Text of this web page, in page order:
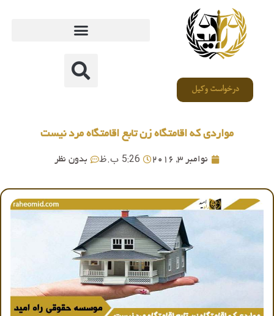
درخواست وکیل
مواردی که اقامتگاه زن تابع اقامتگاه مرد نیست
نوامبر 3, 2016 5:26 ب.ظ بدون نظر